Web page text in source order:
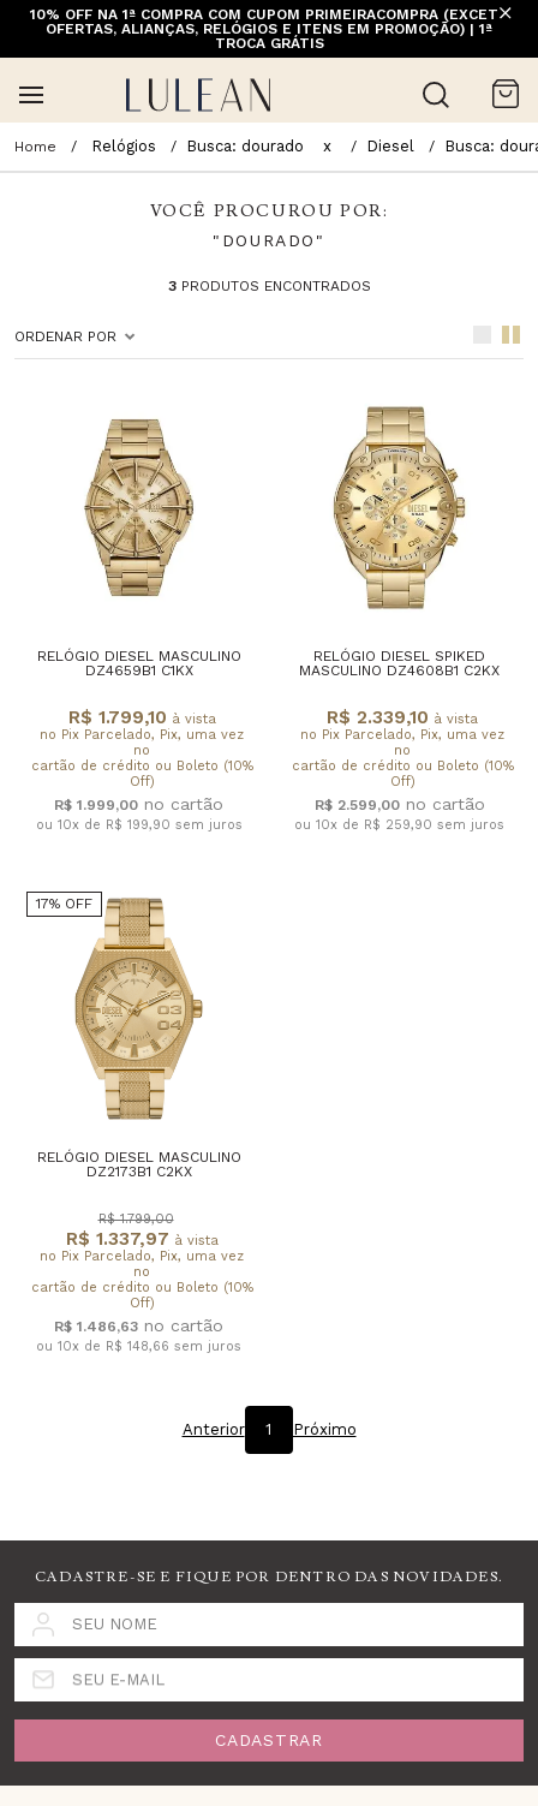
10% OFF NA 1ª COMPRA COM CUPOM PRIMEIRACOMPRA (EXCETO
OFERTAS, ALIANÇAS, RELÓGIOS E ITENS EM PROMOÇÃO) | 1ª
TROCA GRÁTIS
Relógios Busca: dourado x Diesel Busca:
VOCÊ PROCUROU POR:
"DOURADO"
3PRODUTOS ENCONTRADOS
ORDENAR POR
RELÓGIO DIESEL MASCULINO
DZ4659B1 C1KX
R$ 1.799,10 à vista
no Pix Parcelado, Pix, uma vez
no
cartão de crédito ou Boleto (10%
Off)
R$ 1.999,00
ou 10x de R$ 199,90 sem juros
RELÓGIO DIESEL SPIKED
MASCULINO DZ4608B1 C2KX
R$ 2.339,10 à vista
no Pix Parcelado, Pix, uma vez
no
cartão de crédito ou Boleto (10%
Off)
R$ 2.599,00
ou 10x de R$ 259,90 sem juros
17% OFF
RELÓGIO DIESEL MASCULINO
DZ2173B1 C2KX
R$ 1.337,97 à vista
no Pix Parcelado, Pix, uma vez
no
cartão de crédito ou Boleto (10%
Off)
R$ 1.799,00
R$ 1.486,63
ou 10x de R$ 148,66 sem juros
Anterior 1 Próximo
CADASTRE-SE E FIQUE POR DENTRO DAS NOVIDADES.
SEU NOME
SEU E-MAIL
CADASTRAR